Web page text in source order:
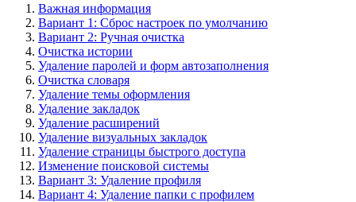
Важная информация
Вариант 1: Сброс настроек по умолчанию
Вариант 2: Ручная очистка
Очистка истории
Удаление паролей и форм автозаполнения
Очистка словаря
Удаление темы оформления
Удаление закладок
Удаление расширений
Удаление визуальных закладок
Удаление страницы быстрого доступа
Изменение поисковой системы
Вариант 3: Удаление профиля
Вариант 4: Удаление папки с профилем